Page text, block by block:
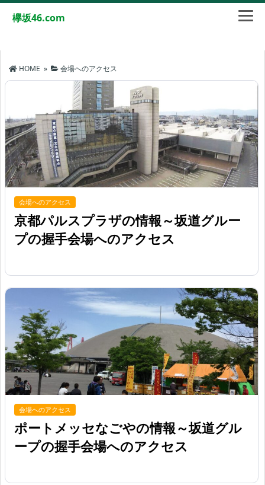
欅坂46.com
HOME » 会場へのアクセス
会場へのアクセス
京都パルスプラザの情報～坂道グルー
プの握手会場へのアクセス
会場へのアクセス
ポートメッセなごやの情報～坂道グル
ープの握手会場へのアクセス